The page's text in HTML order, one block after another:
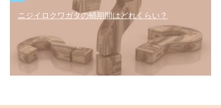
ニジイロクワガタの蛹期間はどれくらい？